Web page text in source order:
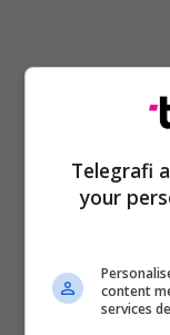
Telegrafi
your
content
services